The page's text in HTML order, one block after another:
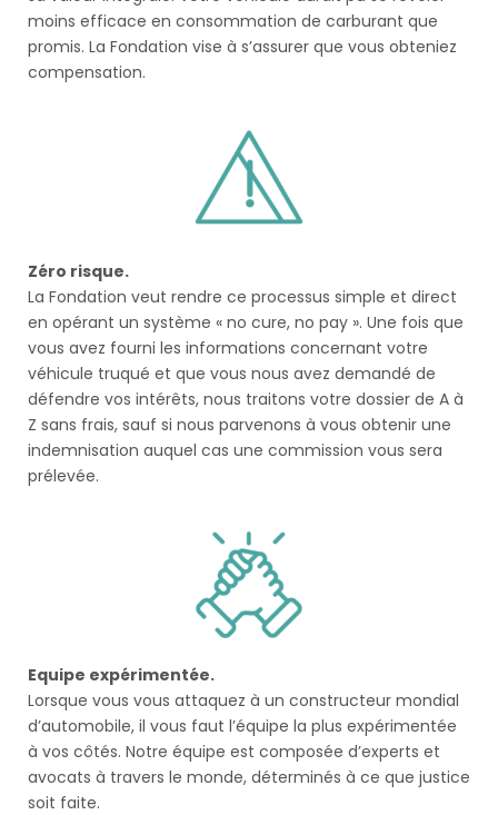
moins efficace en consommation de carburant que
promis. La Fondation vise à s’assurer que vous obteniez
compensation.
Zéro risque.
La Fondation veut rendre ce processus simple et direct
en opérant un système « no cure, no pay ». Une fois que
vous avez fourni les informations concernant votre
véhicule truqué et que vous nous avez demandé de
défendre vos intérêts, nous traitons votre dossier de A à
Z sans frais, sauf si nous parvenons à vous obtenir une
indemnisation auquel cas une commission vous sera
prélevée.
Equipe expérimentée.
Lorsque vous vous attaquez à un constructeur mondial
d’automobile, il vous faut l’équipe la plus expérimentée
à vos côtés. Notre équipe est composée d’experts et
avocats à travers le monde, déterminés à ce que justice
soit faite.